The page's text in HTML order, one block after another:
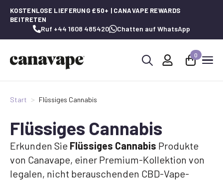
KOSTENLOSE LIEFERUNG £50+ | CANAVAPE REWARDS
BEITRETEN
Ruf +44 1608 485420 Chatten auf WhatsApp
0
Start Flüssiges Cannabis
Flüssiges Cannabis
Erkunden Sie Flüssiges Cannabis Produkte
von Canavape, einer Premium-Kollektion von
legalen, nicht berauschenden CBD-Vape-